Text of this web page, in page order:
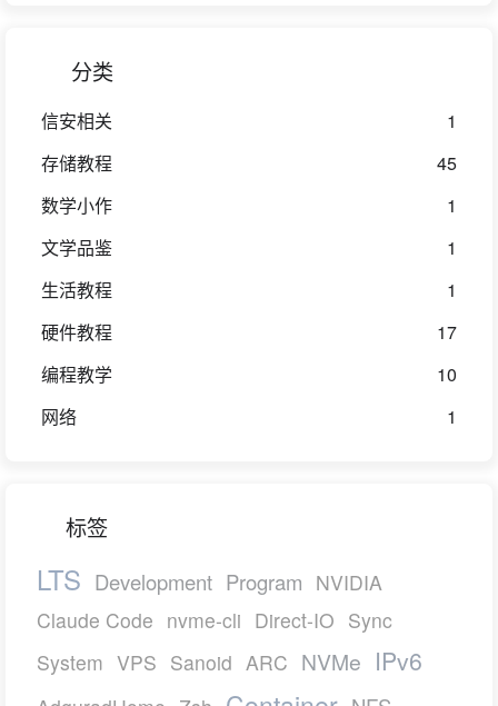
分类
信安相关
1
存储教程
45
数学小作
1
文学品鉴
1
生活教程
1
硬件教程
17
编程教学
10
网络
1
标签
LTS Development Program NVIDIA
Claude Code nvme-cli Direct-IO Sync
System VPS Sanoid ARC NVMe IPv6